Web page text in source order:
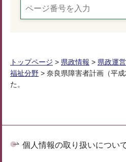
トップページ > 県政情報 > 県政運
福祉分野 > 奈良県障害者計画（平
た。
個人情報の取り扱いについ